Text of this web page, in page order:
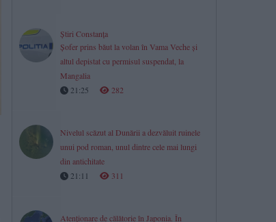
Știri Constanța
Șofer prins băut la volan în Vama Veche și
altul depistat cu permisul suspendat, la
Mangalia
21:25
282
Nivelul scăzut al Dunării a dezvăluit ruinele
unui pod roman, unul dintre cele mai lungi
din antichitate
21:11
311
Atenționare de călătorie în Japonia. În